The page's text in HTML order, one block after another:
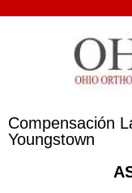
Compensación
Youngstown